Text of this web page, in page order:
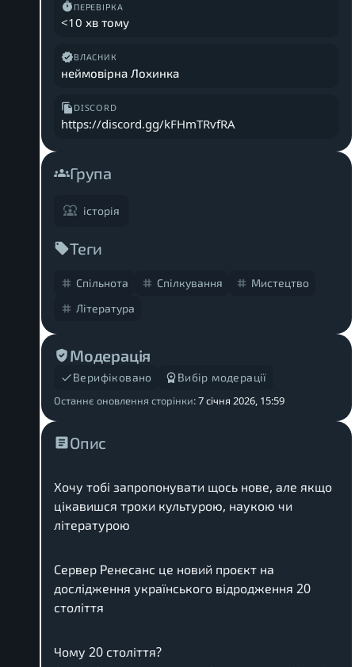
Опис
Хочу тобі запропонувати щось нове, але якщо
цікавишся трохи культурою, наукою чи
літературою
Сервер Ренесанс це новий проєкт на
дослідження українського відродження 20
століття
Чому 20 століття?
ПЕРЕВІРКА
<10 хв тому
ВЛАСНИК
неймовірна Лохинка
DISCORD
https://discord.gg/kFHmTRvfRA
Група
історія
Теги
Спільнота Спілкування
Мистецтво
Література
Модерація
Верифіковано Вибір модерації
Останнє оновлення сторінки:7 січня 2026, 15:59